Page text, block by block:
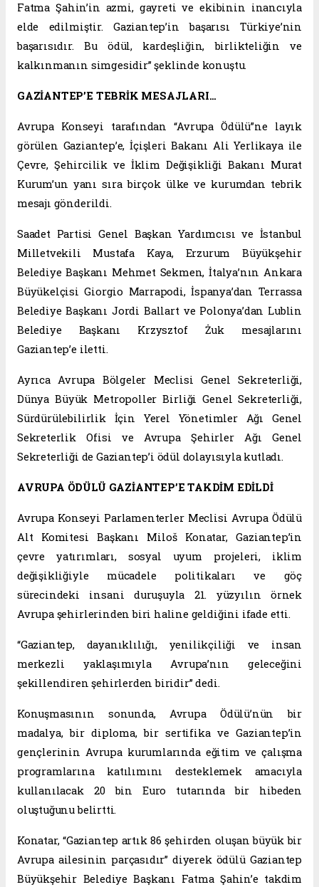
Fatma Şahin’in azmi, gayreti ve ekibinin inancıyla
elde edilmiştir. Gaziantep’in başarısı Türkiye’nin
başarısıdır. Bu ödül, kardeşliğin, birlikteliğin ve
kalkınmanın simgesidir” şeklinde konuştu.
GAZİANTEP’E TEBRİK MESAJLARI…
Avrupa Konseyi tarafından “Avrupa Ödülü”ne layık
görülen Gaziantep’e, İçişleri Bakanı Ali Yerlikaya ile
Çevre, Şehircilik ve İklim Değişikliği Bakanı Murat
Kurum’un yanı sıra birçok ülke ve kurumdan tebrik
mesajı gönderildi.
Saadet Partisi Genel Başkan Yardımcısı ve İstanbul
Milletvekili Mustafa Kaya, Erzurum Büyükşehir
Belediye Başkanı Mehmet Sekmen, İtalya’nın Ankara
Büyükelçisi Giorgio Marrapodi, İspanya’dan Terrassa
Belediye Başkanı Jordi Ballart ve Polonya’dan Lublin
Belediye Başkanı Krzysztof Żuk mesajlarını
Gaziantep’e iletti.
Ayrıca Avrupa Bölgeler Meclisi Genel Sekreterliği,
Dünya Büyük Metropoller Birliği Genel Sekreterliği,
Sürdürülebilirlik İçin Yerel Yönetimler Ağı Genel
Sekreterlik Ofisi ve Avrupa Şehirler Ağı Genel
Sekreterliği de Gaziantep’i ödül dolayısıyla kutladı.
AVRUPA ÖDÜLÜ GAZİANTEP’E TAKDİM EDİLDİ
Avrupa Konseyi Parlamenterler Meclisi Avrupa Ödülü
Alt Komitesi Başkanı Miloš Konatar, Gaziantep’in
çevre yatırımları, sosyal uyum projeleri, iklim
değişikliğiyle mücadele politikaları ve göç
sürecindeki insani duruşuyla 21. yüzyılın örnek
Avrupa şehirlerinden biri haline geldiğini ifade etti.
“Gaziantep, dayanıklılığı, yenilikçiliği ve insan
merkezli yaklaşımıyla Avrupa’nın geleceğini
şekillendiren şehirlerden biridir” dedi.
Konuşmasının sonunda, Avrupa Ödülü’nün bir
madalya, bir diploma, bir sertifika ve Gaziantep’in
gençlerinin Avrupa kurumlarında eğitim ve çalışma
programlarına katılımını desteklemek amacıyla
kullanılacak 20 bin Euro tutarında bir hibeden
oluştuğunu belirtti.
Konatar, “Gaziantep artık 86 şehirden oluşan büyük bir
Avrupa ailesinin parçasıdır” diyerek ödülü Gaziantep
Büyükşehir Belediye Başkanı Fatma Şahin’e takdim